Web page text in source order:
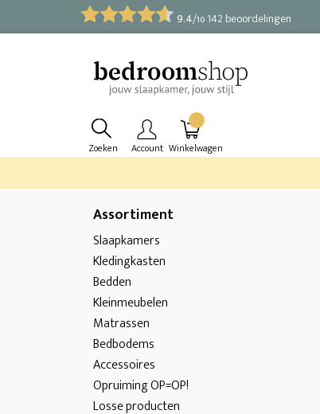
9.4/10 142 beoordelingen
Zoeken Account Winkelwagen
Assortiment
Slaapkamers
Kledingkasten
Bedden
Kleinmeubelen
Matrassen
Bedbodems
Accessoires
Opruiming OP=OP!
Losse producten